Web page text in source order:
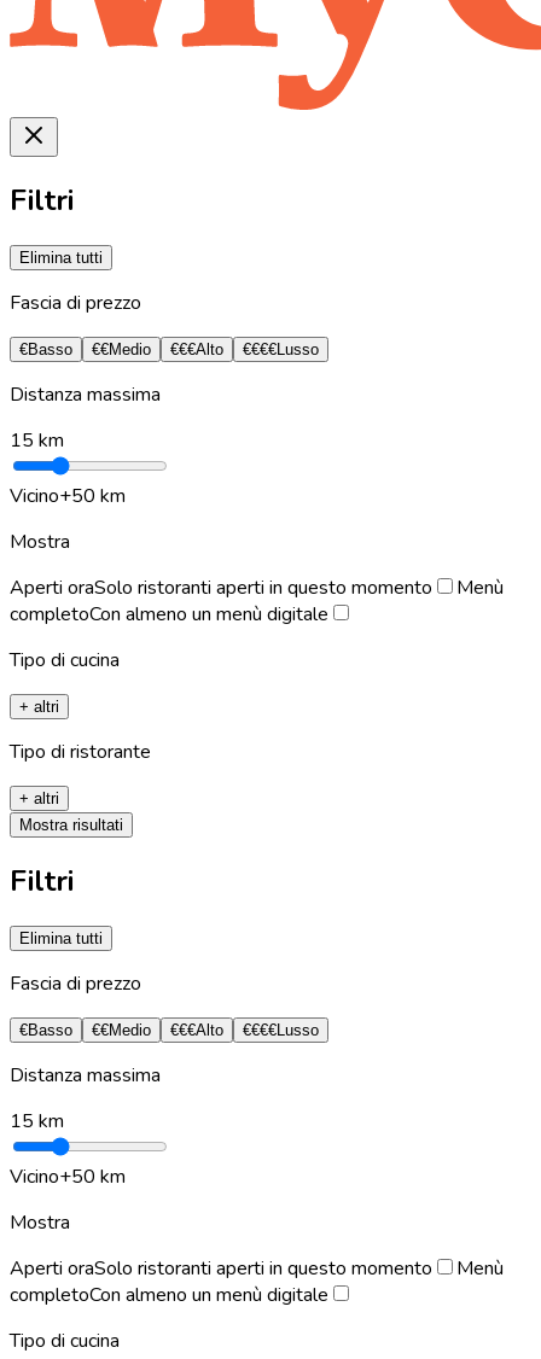
Filtri
Elimina tutti
Fascia di prezzo
€Basso €€Medio €€€Alto €€€€ Lusso
Distanza massima
15 km
Vicino+50 km
Mostra
Aperti oraSolo ristoranti aperti in questo momento
Menù
completoCon almeno un menù digitale
Tipo di cucina
+ altri
Tipo di ristorante
+ altri
Mostra risultati
Filtri
Elimina tutti
Fascia di prezzo
€Basso €€Medio €€€Alto €€€€Lusso
Distanza massima
15 km
Vicino+50 km
Mostra
Aperti oraSolo ristoranti aperti in questo momento
Menù
completoCon almeno un menù digitale
Tipo di cucina